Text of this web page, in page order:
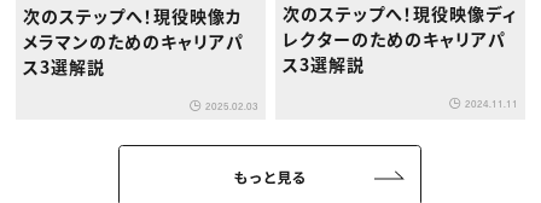
次のステップへ！現役映像カ
メラマンのためのキャリアパ
ス3選解説
2025.02.03
次のステップへ！現役映像ディ
レクターのためのキャリアパ
ス3選解説
2024.11.11